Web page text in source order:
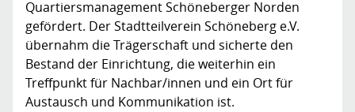
Quartiersmanagement Schöneberger Norden
gefördert. Der Stadtteilverein Schöneberg e.V.
übernahm die Trägerschaft und sicherte den
Bestand der Einrichtung, die weiterhin ein
Treffpunkt für Nachbar/innen und ein Ort für
Austausch und Kommunikation ist.